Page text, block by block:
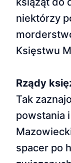
niektórzy
Księstwu
Rządy
Tak
powstania
spacer po